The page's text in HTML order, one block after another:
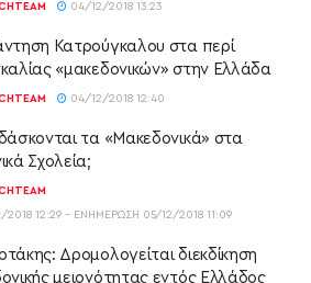
04/12/2018 13:23
Κατρούγκαλου στα περί
«μακεδονικών» στην Ελλάδα
04/12/2018 12:40
τα «Μακεδονικά» στα
Σχολεία;
2018 12:29 - ΕΝΗΜΈΡΩΣΗ 05/12/2018 11:09
Δρομολογείται διεκδίκηση
μειονότητας εντός Ελλάδος